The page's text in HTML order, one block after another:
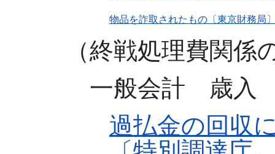
物品を詐取されたもの〔東京財務局
（終戦処理費関係
一般会計 歳入
過払金の回収